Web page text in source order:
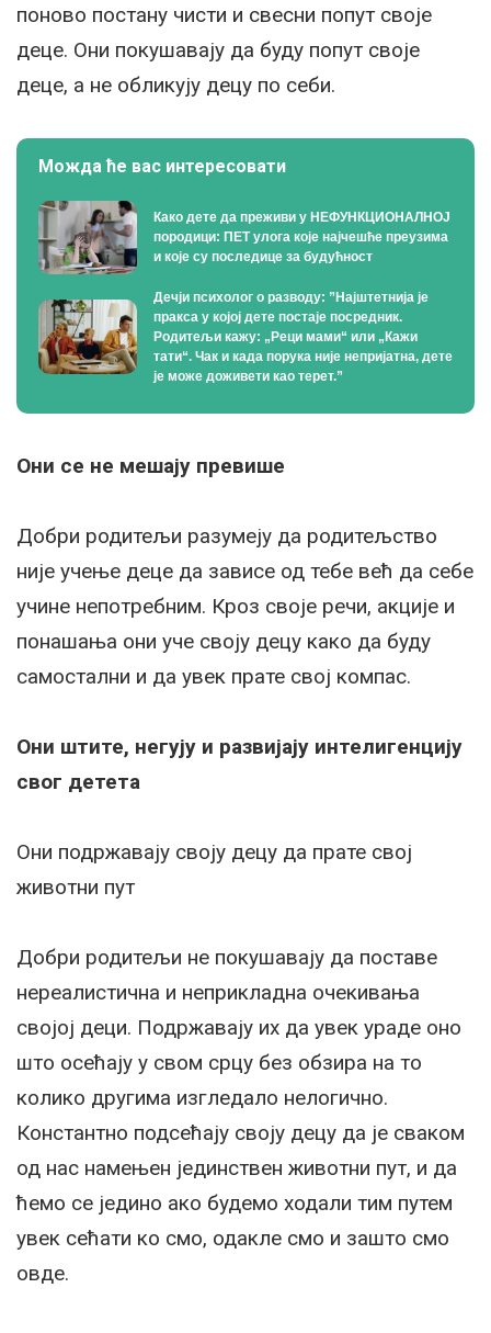
поново постану чисти и свесни попут своје
деце. Они покушавају да буду попут своје
деце, а не обликују децу по себи.
Можда ће вас интересовати
Како дете да преживи у НЕФУНКЦИОНАЛНОЈ
породици: ПЕТ улога које најчешће преузима
и које су последице за будућност
Дечји психолог о разводу: ”Најштетнија је
пракса у којој дете постаје посредник.
Родитељи кажу: „Реци мами“ или „Кажи
тати“. Чак и када порука није непријатна, дете
је може доживети као терет.”
Они се не мешају превише
Добри родитељи разумеју да родитељство
није учење деце да зависе од тебе већ да себе
учине непотребним. Кроз своје речи, акције и
понашања они уче своју децу како да буду
самостални и да увек прате свој компас.
Они штите, негују и развијају интелигенцију
свог детета
Они подржавају своју децу да прате свој
животни пут
Добри родитељи не покушавају да поставе
нереалистична и неприкладна очекивања
својој деци. Подржавају их да увек ураде оно
што осећају у свом срцу без обзира на то
колико другима изгледало нелогично.
Константно подсећају своју децу да је сваком
од нас намењен јединствен животни пут, и да
ћемо се једино ако будемо ходали тим путем
увек сећати ко смо, одакле смо и зашто смо
овде.